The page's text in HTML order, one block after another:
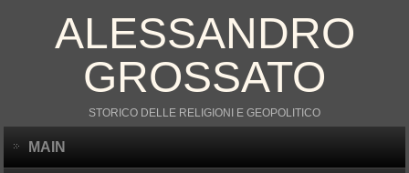
ALESSANDRO
GROSSATO
STORICO DELLE RELIGIONI E GEOPOLITICO
MAIN